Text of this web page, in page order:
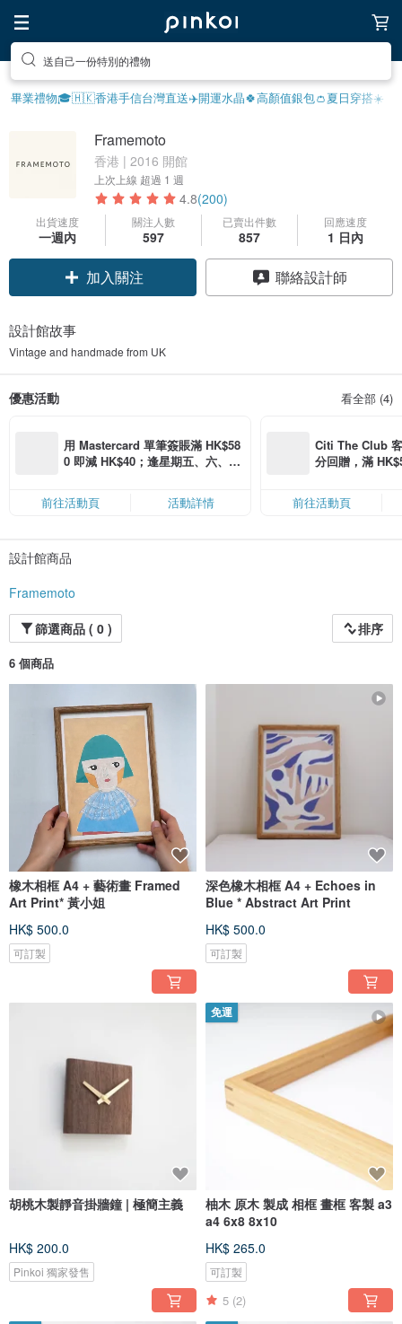
送自己一份特別的禮物
畢業禮物🎓🇭🇰香港手信台灣直送✈️開運水晶🍀高顏值銀包👛夏日穿搭☀️
Framemoto
香港 | 2016 開館
上次上線 超過 1 週
4.8(200)
出貨速度
一週內
關注人數
597
已賣出件數
857
回應速度
1 日內
加入關注 聯絡設計師
設計館故事
Vintage and handmade from UK
優惠活動 看全部 (4)
用 Mastercard 單筆簽賬滿 HK$58
0 即減 HK$40；逢星期五、六、日
卡」結帳）
前往活動頁 活動詳情
Citi The Club
分回贈，滿
前往活動頁
設計館商品
Framemoto
篩選商品 ( 0 )
排序
6 個商品
橡木相框 A4 + 藝術畫 Framed
Art Print* 黃小姐
HK$ 500.0
可訂製
深色橡木相框 A4 + Echoes in
Blue * Abstract Art Print
HK$ 500.0
可訂製
胡桃木製靜音掛牆鐘 | 極簡主義
HK$ 200.0
Pinkoi 獨家發售
免運
柚木 原木 製成 相框 畫框 客製 a3
a4 6x8 8x10
HK$ 265.0
可訂製
5 (2)